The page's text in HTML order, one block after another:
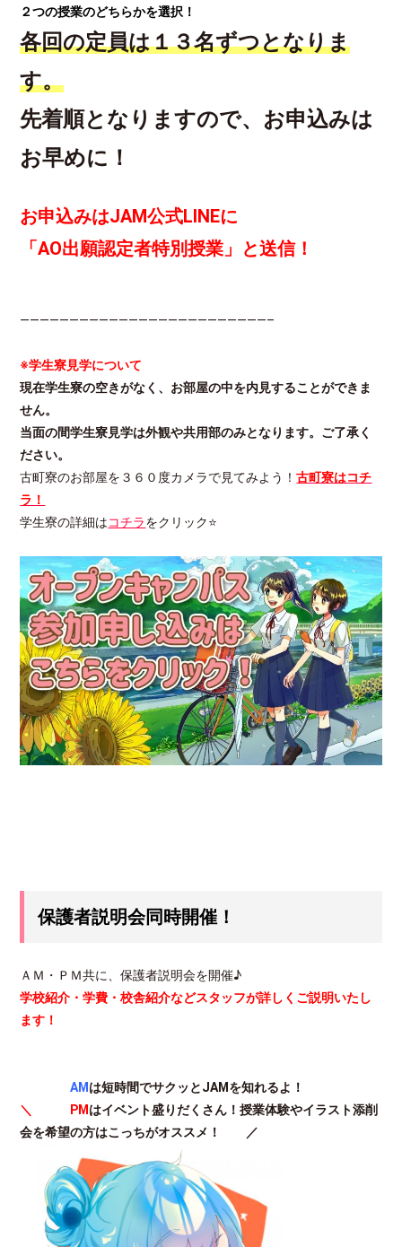
２つの授業のどちらかを選択！
各回の定員は１３名ずつとなりま
す。
先着順となりますので、お申込みは
お早めに！
お申込みはJAM公式LINEに
「AO出願認定者特別授業」と送信！
—————————————————————————–
※学生寮見学について
現在学生寮の空きがなく、お部屋の中を内見することができま
せん。
当面の間学生寮見学は外観や共用部のみとなります。ご了承く
ださい。
古町寮のお部屋を３６０度カメラで見てみよう！古町寮はコチ
ラ！
学生寮の詳細はコチラをクリック⭐
保護者説明会同時開催！
ＡＭ・ＰＭ共に、保護者説明会を開催♪
学校紹介・学費・校舎紹介などスタッフが詳しくご説明いたし
ます！
AM は短時間でサクッとJAMを知れるよ！
＼ PM はイベント盛りだくさん！授業体験やイラスト添削
会を希望の方はこっちがオススメ！ ／